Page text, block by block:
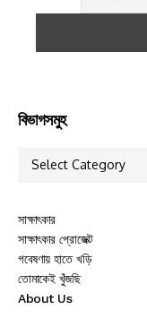
বিভাগসমুহ
সাক্ষাৎকার
সাক্ষাৎকার প্রোজেক্ট
গবেষণায় হাতে খড়ি
তোমাকেই খুঁজছি
About Us